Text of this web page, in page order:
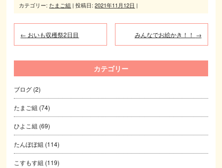
カテゴリー:たまご組 | 投稿日:2021年11月12日 |
← おいも収穫祭2日目 みんなでお絵かき！！ →
カテゴリー
ブログ (2)
たまご組 (74)
ひよこ組 (69)
たんぽぽ組 (114)
こすもす組 (119)